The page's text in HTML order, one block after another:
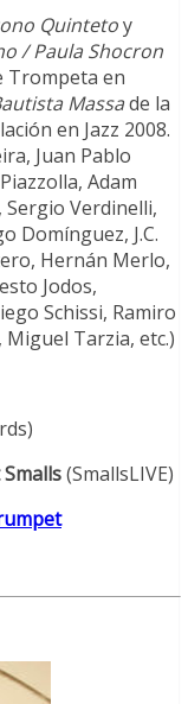
Quintetoy
/ Paula Shocron
Trompeta en
Massade la
en Jazz 2008.
Juan Pablo
Adam
Verdinelli,
Domínguez, J.C.
Hernán Merlo,
Jodos,
Schissi, Ramiro
Tarzia, etc.)
(SmallsLIVE)